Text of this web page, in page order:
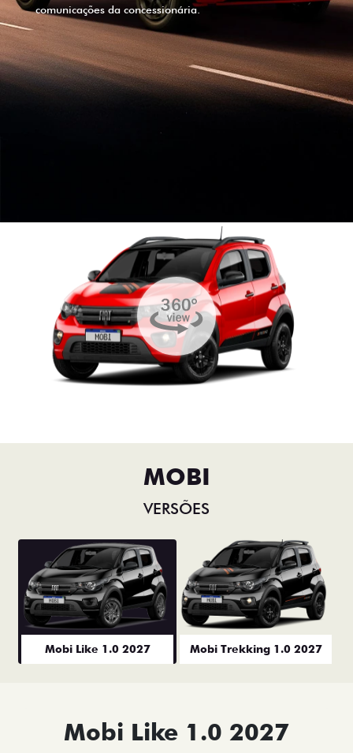
comunicações da concessionária.
ENTRAR EM CONTATO
MOBI
VERSÕES
Mobi Like 1.0 2027 Mobi Trekking 1.0 2027
Mobi Like 1.0 2027